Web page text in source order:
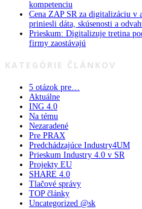
kompetenciu
Cena ZAP SR za digitalizáciu v
priniesli dáta, skúsenosti a
Prieskum: Digitalizuje tretina
firmy zaostávajú
KATEGÓRIE ČLÁNKOV
5 otázok pre…
Aktuálne
ING 4.0
Na tému
Nezaradené
Pre PRAX
Predchádzajúce Industry4UM
Prieskum Industry 4.0 v SR
Projekty EU
SHARE 4.0
Tlačové správy
TOP články
Uncategorized @sk